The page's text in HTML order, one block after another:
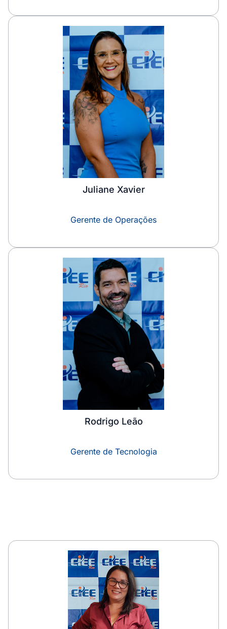
Juliane Xavier
Gerente de Operações
Rodrigo Leão
Gerente de Tecnologia